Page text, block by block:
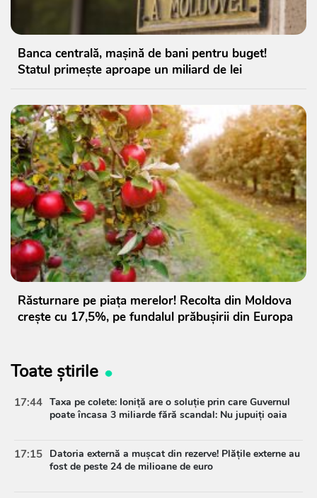
Banca centrală, mașină de bani pentru buget!
Statul primește aproape un miliard de lei
Răsturnare pe piața merelor! Recolta din Moldova
crește cu 17,5%, pe fundalul prăbușirii din Europa
Toate știrile
17:44 Taxa pe colete: Ioniță are o soluție prin care Guvernul
poate încasa 3 miliarde fără scandal: Nu jupuiți oaia
17:15 Datoria externă a mușcat din rezerve! Plățile externe au
fost de peste 24 de milioane de euro